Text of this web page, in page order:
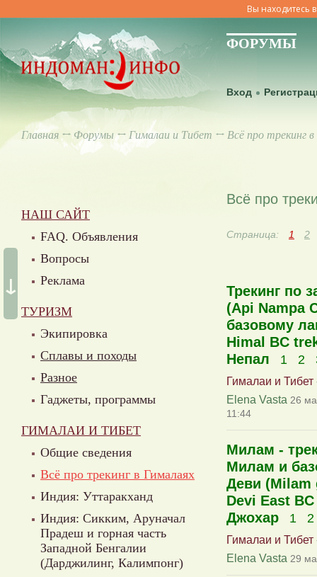
Вы находитесь
ФОРУМЫ
Вход
Главная ↔ Форумы↔ Гималаи и Тибет ↔ Всё про трекинг в
↓
НАШ САЙТ
FAQ. Объявления
Вопросы
Реклама
ТУРИЗМ
Экипировка
Сплавы и походы
Разное
Гаджеты, программы
ГИМАЛАИ И ТИБЕТ
Общие сведения
Всё про трекинг в Гималаях
Индия: Уттаракханд
Индия: Сикким, Аруначал
Прадеш и горная часть
Западной Бенгалии
(Дарджилинг, Калимпонг)
Всё про
Страница: 1 2
Трекинг по
(Api Nampa
базовому
Himal BC
Непал
1 2
Гималаи и Тибет
Elena Vasta 26
11:44
Милам -
Милам и
Деви (Milam
Devi East
Джохар
1 2
Гималаи и Тибет
Elena Vasta 29